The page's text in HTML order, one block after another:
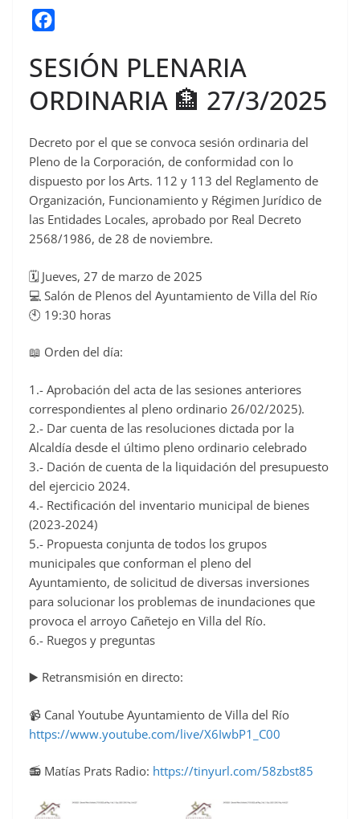
c
e
b
k
SESIÓN PLENARIA
ORDINARIA 🏦 27/3/2025
Decreto por el que se convoca sesión ordinaria del
Pleno de la Corporación, de conformidad con lo
dispuesto por los Arts. 112 y 113 del Reglamento de
Organización, Funcionamiento y Régimen Jurídico de
las Entidades Locales, aprobado por Real Decreto
2568/1986, de 28 de noviembre.
🗓 Jueves, 27 de marzo de 2025
💻 Salón de Plenos del Ayuntamiento de Villa del Río
🕙 19:30 horas
📖 Orden del día:
1.- Aprobación del acta de las sesiones anteriores
correspondientes al pleno ordinario 26/02/2025).
2.- Dar cuenta de las resoluciones dictada por la
Alcaldía desde el último pleno ordinario celebrado
3.- Dación de cuenta de la liquidación del presupuesto
del ejercicio 2024.
4.- Rectificación del inventario municipal de bienes
(2023-2024)
5.- Propuesta conjunta de todos los grupos
municipales que conforman el pleno del
Ayuntamiento, de solicitud de diversas inversiones
para solucionar los problemas de inundaciones que
provoca el arroyo Cañetejo en Villa del Río.
6.- Ruegos y preguntas
▶️ Retransmisión en directo:
📹 Canal Youtube Ayuntamiento de Villa del Río
https://www.youtube.com/live/X6IwbP1_C00
📻 Matías Prats Radio: https://tinyurl.com/58zbst85